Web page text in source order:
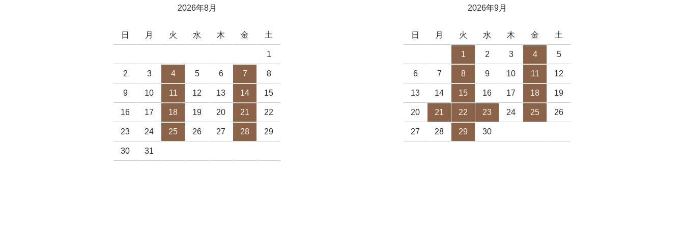
2026年8月
日 月 火 水 木 金 土
1
2 3 4 5 6 7 8
9 10 11 12 13 14 15
16 17 18 19 20 21 22
23 24 25 26 27 28 29
30 31
2026年9月
日 月 火 水 木 金 土
1 2 3 4 5
6 7 8 9 10 11 12
13 14 15 16 17 18 19
20 21 22 23 24 25 26
27 28 29 30